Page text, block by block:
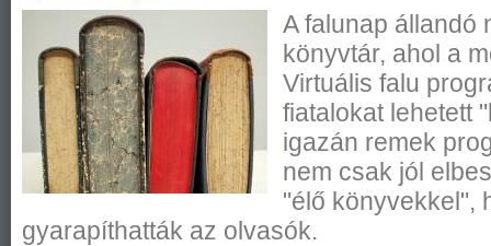
A falunap állandó
könyvtár, ahol a
Virtuális falu
fiatalokat lehetett
igazán remek
nem csak jól
"élő könyvekkel",
gyarapíthatták az olvasók.